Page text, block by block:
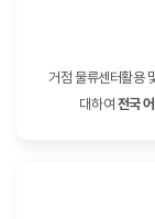
거점 물류센터활용
대하여 전국